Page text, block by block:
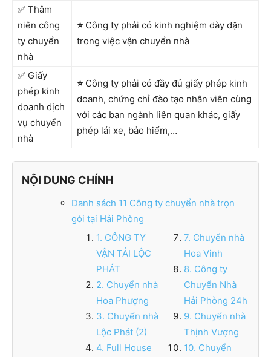
✅ Thâm
niên công
ty chuyển
nhà
⭐ Công ty phải có kinh nghiệm dày dặn
trong việc vận chuyển nhà
✅ Giấy
phép kinh
doanh dịch
vụ chuyển
nhà
⭐ Công ty phải có đầy đủ giấy phép kinh
doanh, chứng chỉ đào tạo nhân viên cùng
với các ban ngành liên quan khác, giấy
phép lái xe, bảo hiểm,…
NỘI DUNG CHÍNH
Danh sách 11 Công ty chuyển nhà trọn
gói tại Hải Phòng
1. CÔNG TY
VẬN TẢI LỘC
PHÁT
2. Chuyển nhà
Hoa Phượng
3. Chuyển nhà
Lộc Phát (2)
4. Full House
7. Chuyển nhà
Hoa Vinh
8. Công ty
Chuyển Nhà
Hải Phòng 24h
9. Chuyển nhà
Thịnh Vượng
10. Chuyển